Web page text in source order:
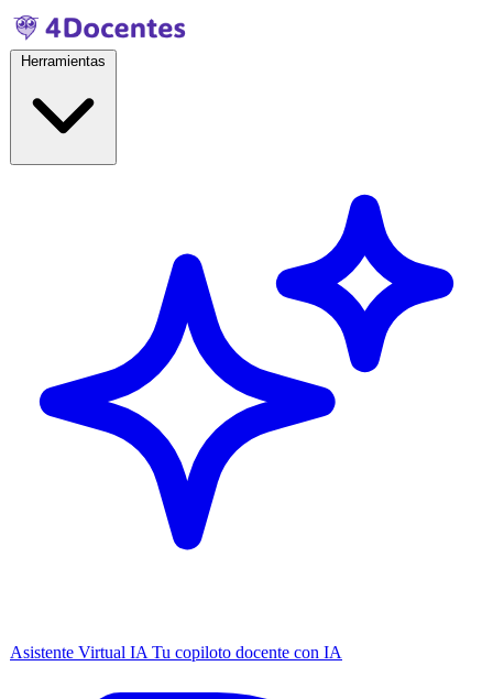
Asistente Virtual IA Tu copiloto docente con IA